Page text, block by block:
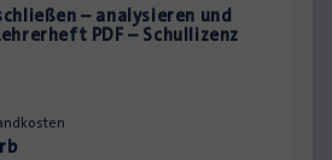
– analysieren und
PDF – Schullizenz